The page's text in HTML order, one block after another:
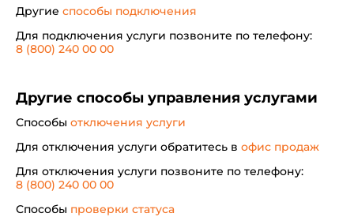
Другие способы подключения
Для подключения услуги позвоните по телефону:
8 (800) 240 00 00
Другие способы управления услугами
Способы отключения услуги
Для отключения услуги обратитесь в офис продаж
Для отключения услуги позвоните по телефону:
8 (800) 240 00 00
Способы проверки статуса